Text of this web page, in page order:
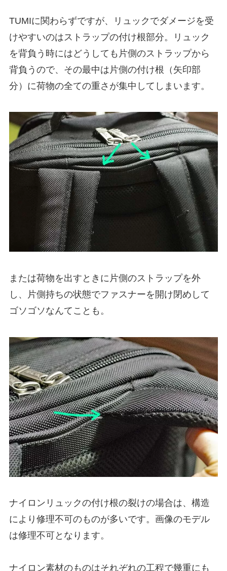
TUMIに関わらずですが、リュックでダメージを受
けやすいのはストラップの付け根部分。リュック
を背負う時にはどうしても片側のストラップから
背負うので、その最中は片側の付け根（矢印部
分）に荷物の全ての重さが集中してしまいます。
または荷物を出すときに片側のストラップを外
し、片側持ちの状態でファスナーを開け閉めして
ゴソゴソなんてことも。
ナイロンリュックの付け根の裂けの場合は、構造
により修理不可のものが多いです。画像のモデル
は修理不可となります。
ナイロン素材のものはそれぞれの工程で幾重にも